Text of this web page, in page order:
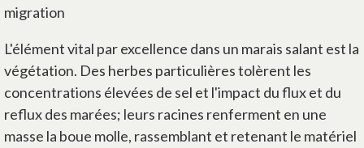
migration
L'élément vital par excellence dans un marais salant est la
végétation. Des herbes particulières tolèrent les
concentrations élevées de sel et l'impact du flux et du
reflux des marées; leurs racines renferment en une
masse la boue molle, rassemblant et retenant le matériel